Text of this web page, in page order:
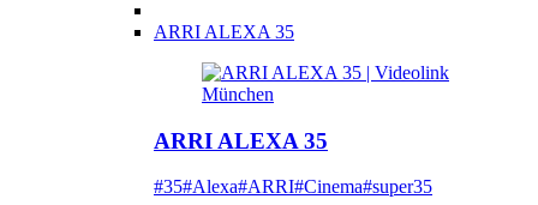
ARRI ALEXA 35
ARRI ALEXA 35
#35#Alexa#ARRI#Cinema#super35